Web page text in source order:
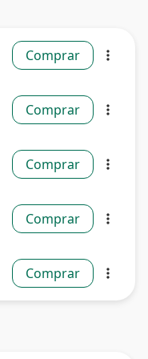
Comprar more_vert
Comprar more_vert
Comprar more_vert
Comprar more_vert
Comprar more_vert